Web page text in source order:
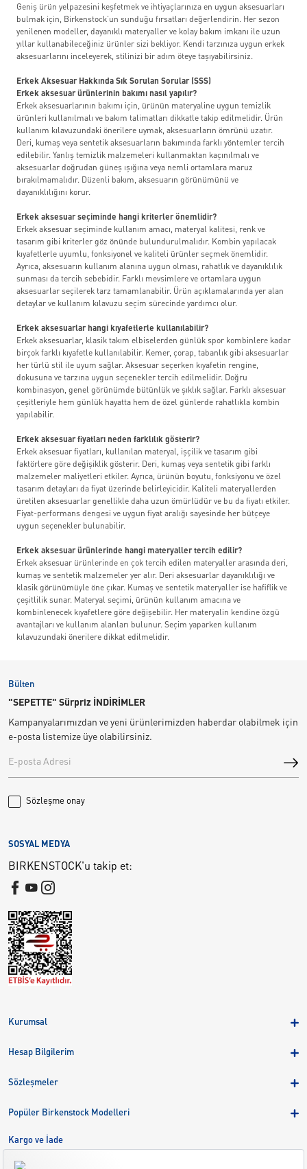
Geniş ürün yelpazesini keşfetmek ve ihtiyaçlarınıza en uygun aksesuarları
bulmak için, Birkenstock’un sunduğu fırsatları değerlendirin. Her sezon
yenilenen modeller, dayanıklı materyaller ve kolay bakım imkanı ile uzun
yıllar kullanabileceğiniz ürünler sizi bekliyor. Kendi tarzınıza uygun erkek
aksesuarlarını inceleyerek, stilinizi bir adım öteye taşıyabilirsiniz.
Erkek Aksesuar Hakkında Sık Sorulan Sorular (SSS)
Erkek aksesuar ürünlerinin bakımı nasıl yapılır?
Erkek aksesuarlarının bakımı için, ürünün materyaline uygun temizlik
ürünleri kullanılmalı ve bakım talimatları dikkatle takip edilmelidir. Ürün
kullanım kılavuzundaki önerilere uymak, aksesuarların ömrünü uzatır.
Deri, kumaş veya sentetik aksesuarların bakımında farklı yöntemler tercih
edilebilir. Yanlış temizlik malzemeleri kullanmaktan kaçınılmalı ve
aksesuarlar doğrudan güneş ışığına veya nemli ortamlara maruz
bırakılmamalıdır. Düzenli bakım, aksesuarın görünümünü ve
dayanıklılığını korur.
Erkek aksesuar seçiminde hangi kriterler önemlidir?
Erkek aksesuar seçiminde kullanım amacı, materyal kalitesi, renk ve
tasarım gibi kriterler göz önünde bulundurulmalıdır. Kombin yapılacak
kıyafetlerle uyumlu, fonksiyonel ve kaliteli ürünler seçmek önemlidir.
Ayrıca, aksesuarın kullanım alanına uygun olması, rahatlık ve dayanıklılık
sunması da tercih sebebidir. Farklı mevsimlere ve ortamlara uygun
aksesuarlar seçilerek tarz tamamlanabilir. Ürün açıklamalarında yer alan
detaylar ve kullanım kılavuzu seçim sürecinde yardımcı olur.
Erkek aksesuarlar hangi kıyafetlerle kullanılabilir?
Erkek aksesuarlar, klasik takım elbiselerden günlük spor kombinlere kadar
birçok farklı kıyafetle kullanılabilir. Kemer, çorap, tabanlık gibi aksesuarlar
her türlü stil ile uyum sağlar. Aksesuar seçerken kıyafetin rengine,
dokusuna ve tarzına uygun seçenekler tercih edilmelidir. Doğru
kombinasyon, genel görünümde bütünlük ve şıklık sağlar. Farklı aksesuar
çeşitleriyle hem günlük hayatta hem de özel günlerde rahatlıkla kombin
yapılabilir.
Erkek aksesuar fiyatları neden farklılık gösterir?
Erkek aksesuar fiyatları, kullanılan materyal, işçilik ve tasarım gibi
faktörlere göre değişiklik gösterir. Deri, kumaş veya sentetik gibi farklı
malzemeler maliyetleri etkiler. Ayrıca, ürünün boyutu, fonksiyonu ve özel
tasarım detayları da fiyat üzerinde belirleyicidir. Kaliteli materyallerden
üretilen aksesuarlar genellikle daha uzun ömürlüdür ve bu da fiyatı etkiler.
Fiyat-performans dengesi ve uygun fiyat aralığı sayesinde her bütçeye
uygun seçenekler bulunabilir.
Erkek aksesuar ürünlerinde hangi materyaller tercih edilir?
Erkek aksesuar ürünlerinde en çok tercih edilen materyaller arasında deri,
kumaş ve sentetik malzemeler yer alır. Deri aksesuarlar dayanıklılığı ve
klasik görünümüyle öne çıkar. Kumaş ve sentetik materyaller ise hafiflik ve
çeşitlilik sunar. Materyal seçimi, ürünün kullanım amacına ve
kombinlenecek kıyafetlere göre değişebilir. Her materyalin kendine özgü
avantajları ve kullanım alanları bulunur. Seçim yaparken kullanım
kılavuzundaki önerilere dikkat edilmelidir.
Bülten
"SEPETTE" Sürpriz İNDİRİMLER
Kampanyalarımızdan ve yeni ürünlerimizden haberdar olabilmek için
e-posta listemize üye olabilirsiniz.
Sözleşme onay
Kurumsal
Birkenstock Group
Kariyer
Hesap Bilgilerim
Sipariş Takibi
Sözleşmeler
Kargo ve İade
Çerez Tercihlerini Yönetin
Popüler Birkenstock Modelleri
Eva
Kargo ve İade
Bize Ulaşın
SOSYAL MEDYA
BIRKENSTOCK'u takip et: